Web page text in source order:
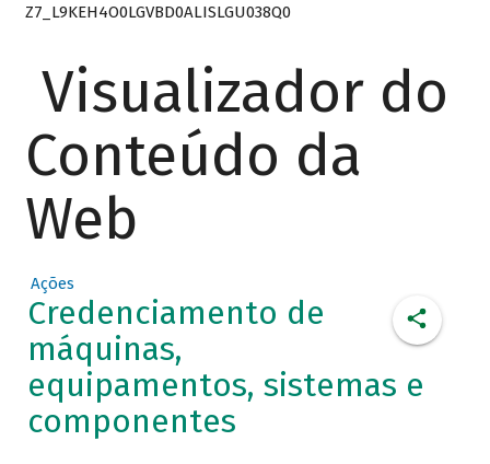
Z7_L9KEH4O0LGVBD0ALISLGU038Q0
Visualizador do
Conteúdo da
Web
Ações
Credenciamento de
máquinas,
equipamentos, sistemas e
componentes